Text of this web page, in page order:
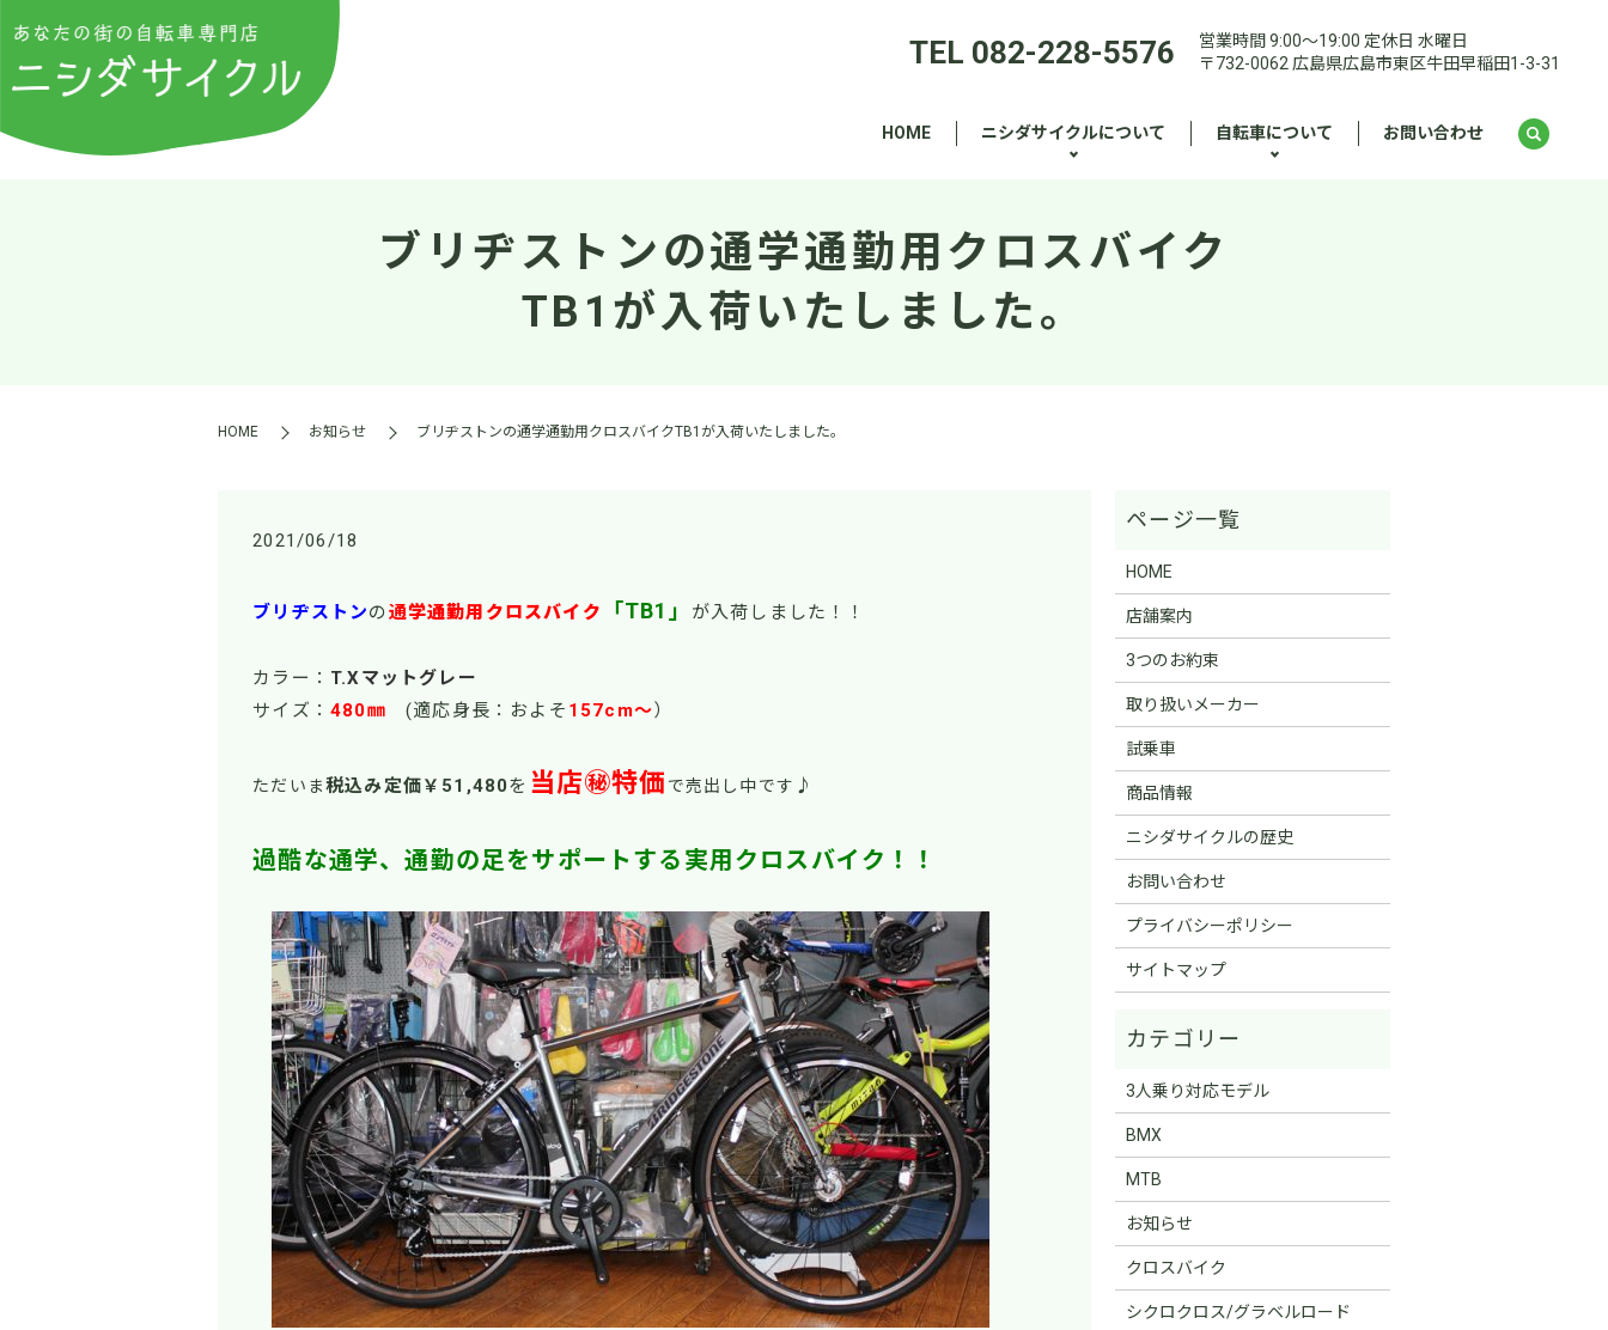
TEL 082-228-5576
営業時間 9:00～19:00 定休日 水曜日
〒732-0062 広島県広島市東区牛田早稲田1-3-31
HOME ニシダサイクルについて 自転車について お問い合わせ
ブリヂストンの通学通勤用クロスバイク
TB1が入荷いたしました。
HOME お知らせ ブリヂストンの通学通勤用クロスバイクTB1が入荷いたしました。
2021/06/18
ブリヂストンの 通学通勤用クロスバイク 「TB1」 が入荷しました！！
カラー： T.Xマットグレー
サイズ：480㎜ (適応身長：およそ 157cm～）
ただいま税込み定価￥51 ,480を 当店㊙特価 で売出し中です ♪
過酷な通学、通勤の足をサポートする実用クロスバイク！！
HOME
店舗案内
3つのお約束
取り扱いメーカー
試乗車
商品情報
ニシダサイクルの歴史
お問い合わせ
プライバシーポリシー
サイトマップ
3人乗り対応モデル
BMX
MTB
お知らせ
クロスバイク
シクロクロス/グラベルロード